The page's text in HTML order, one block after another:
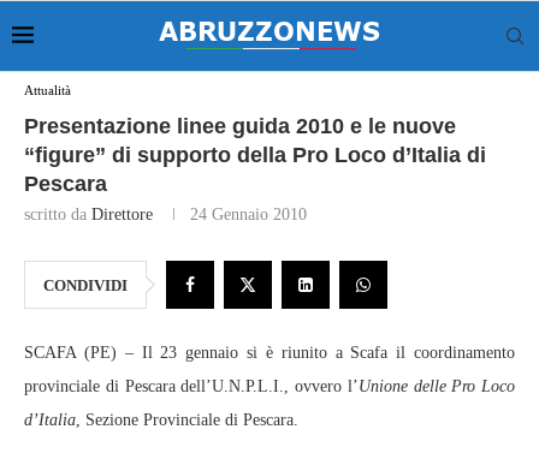
Attualità
Presentazione linee guida 2010 e le nuove
“figure” di supporto della Pro Loco d’Italia di
Pescara
scritto da Direttore 24 Gennaio 2010
CONDIVIDI
SCAFA (PE) – Il 23 gennaio si è riunito a Scafa il coordinamento
provinciale di Pescara dell’U.N.P.L.I., ovvero l’Unione delle Pro Loco
d’Italia, Sezione Provinciale di Pescara.